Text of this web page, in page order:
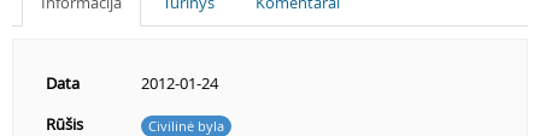
Data
2012-01-24
Rūšis
Civilinė byla